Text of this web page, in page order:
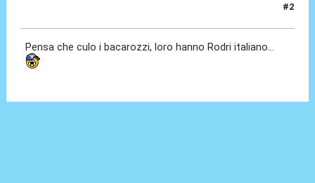
#2
Pensa che culo i bacarozzi, loro hanno Rodri italiano...